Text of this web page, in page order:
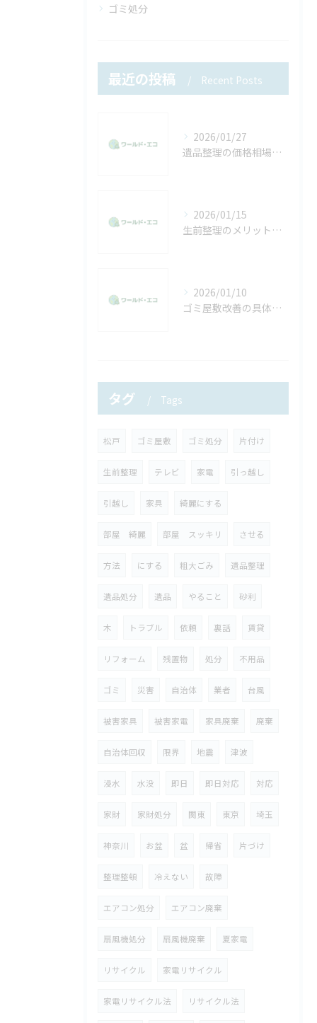
ゴミ処分
最近の投稿 Recent Posts
2026/01/27
遺品整理の価格相場を知って費用を抑える安心ポイントと具体策
2026/01/15
生前整理のメリットを迷う方へ家族と自分に優しい進め方と効果的な活用法
2026/01/10
ゴミ屋敷改善の具体的な手順と心も軽くなる片付け習慣の作り方
タグ Tags
松戸 ゴミ屋敷 ゴミ処分 片付け
生前整理 テレビ 家電 引っ越し
引越し 家具 綺麗にする
部屋 綺麗 部屋 スッキリ させる
方法 にする 粗大ごみ 遺品整理
遺品処分 遺品 やること 砂利
木 トラブル 依頼 裏話 賃貸
リフォーム 残置物 処分 不用品
ゴミ 災害 自治体 業者 台風
被害家具 被害家電 家具廃棄 廃棄
自治体回収 限界 地震 津波
浸水 水没 即日 即日対応 対応
家財 家財処分 関東 東京 埼玉
神奈川 お盆 盆 帰省 片づけ
整理整頓 冷えない 故障
エアコン処分 エアコン廃棄
扇風機処分 扇風機廃棄 夏家電
リサイクル 家電リサイクル
家電リサイクル法 リサイクル法